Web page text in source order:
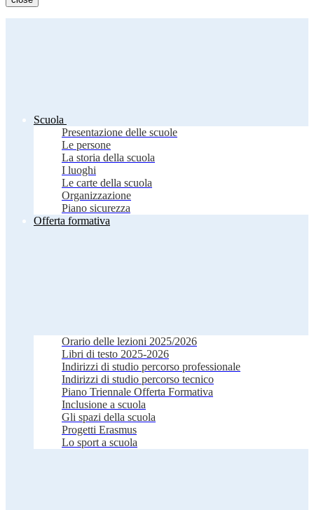
Scuola
Presentazione delle scuole
Le persone
La storia della scuola
I luoghi
Le carte della scuola
Organizzazione
Piano sicurezza
Offerta formativa
Orario delle lezioni 2025/2026
Libri di testo 2025-2026
Indirizzi di studio percorso professionale
Indirizzi di studio percorso tecnico
Piano Triennale Offerta Formativa
Inclusione a scuola
Gli spazi della scuola
Progetti Erasmus
Lo sport a scuola